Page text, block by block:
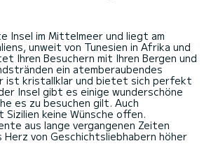
Insel im Mittelmeer und liegt am
unweit von Tunesien in Afrika und
Ihren Besuchern mit Ihren Bergen und
ein atemberaubendes
ist kristallklar und bietet sich perfekt
Insel gibt es einige wunderschöne
es zu besuchen gilt. Auch
keine Wünsche offen.
aus lange vergangenen Zeiten
Herz von Geschichtsliebhabern höher